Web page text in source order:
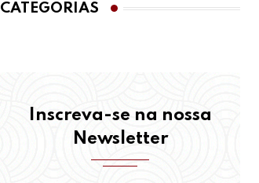
CATEGORIAS
Inscreva-se na nossa
Newsletter